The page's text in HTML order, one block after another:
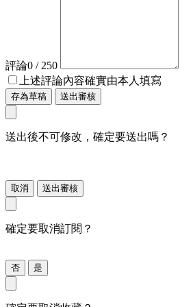
評論0 / 250
上述評論內容確實由本人填寫
存為草稿 送出審核
送出後不可修改，確定要送出嗎？
取消 送出審核
確定要取消訂閱？
否 是